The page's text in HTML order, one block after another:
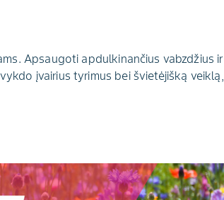
Apsaugoti apdulkinančius vabzdžius ir
įvairius tyrimus bei švietėjišką veiklą,